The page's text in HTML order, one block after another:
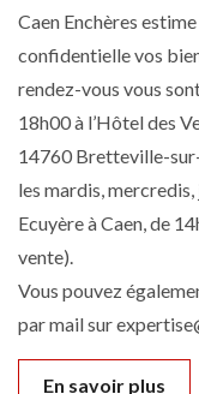
Caen Enchères
confidentielle vos
rendez-vous vous
18h00 à l’Hôtel des
14760 Bretteville-
les mardis,
Ecuyère à Caen, de
vente).
Vous pouvez
par mail sur
En savoir plus